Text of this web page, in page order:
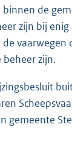
binnen de
zijn bij
vaarwegen
zijn.
gemeente